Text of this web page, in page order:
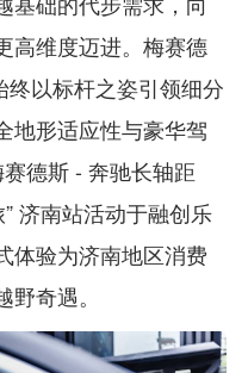
高维度迈进。梅赛德
以标杆之姿引领细分
地形适应性与豪华驾
德斯 - 奔驰长轴距
济南站活动于融创乐
体验为济南地区消费
奇遇。